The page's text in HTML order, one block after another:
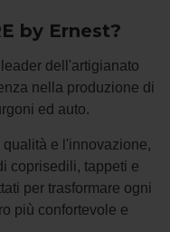
by Ernest?
dell'artigianato
nella produzione di
ed auto.
e l'innovazione,
coprisedili, tappeti e
per trasformare ogni
più confortevole e